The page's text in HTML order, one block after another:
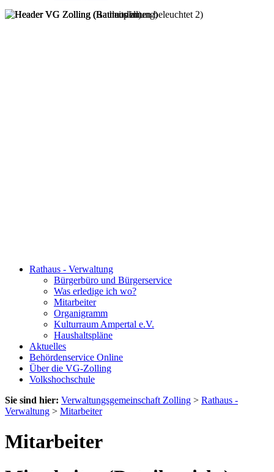
Rathaus - Verwaltung
Bürgerbüro und Bürgerservice
Was erledige ich wo?
Mitarbeiter
Organigramm
Kulturraum Ampertal e.V.
Haushaltspläne
Aktuelles
Behördenservice Online
Über die VG-Zolling
Volkshochschule
Sie sind hier: Verwaltungsgemeinschaft Zolling > Rathaus -
Verwaltung > Mitarbeiter
Mitarbeiter